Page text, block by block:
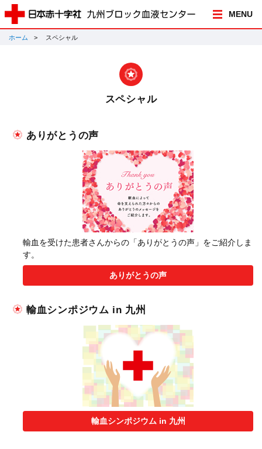
MENU
ホーム スペシャル
スペシャル
ありがとうの声
輸血を受けた患者さんからの「ありがとうの声」をご紹介しま
す。
ありがとうの声
輸血シンポジウム in 九州
輸血シンポジウム in 九州